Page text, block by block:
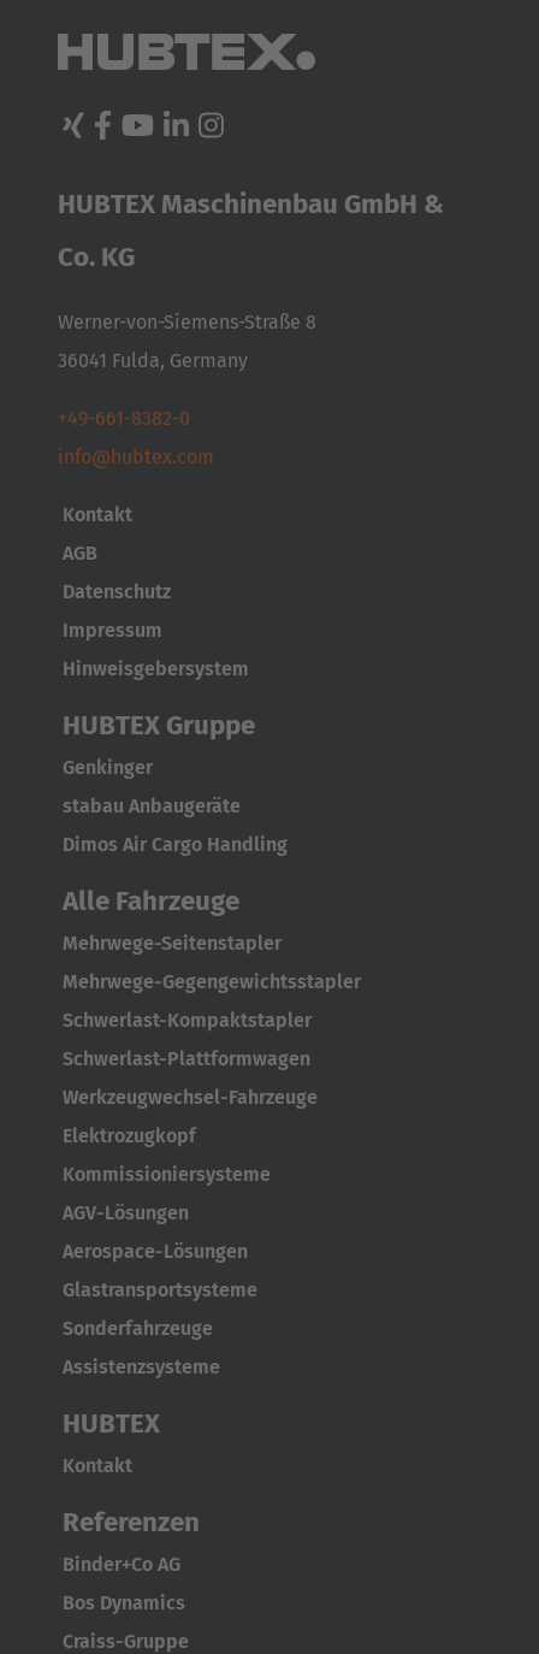
United States
English
Japan
Japanese
Türkiye
Türkçe
HUBTEX Maschinenbau GmbH &
Co. KG
Werner-von-Siemens-Straße 8
36041 Fulda, Germany
+49-661-8382-0
info@hubtex.com
Kontakt
AGB
Datenschutz
Impressum
Hinweisgebersystem
HUBTEX Gruppe
Genkinger
stabau Anbaugeräte
Dimos Air Cargo Handling
Alle Fahrzeuge
Mehrwege-Seitenstapler
Mehrwege-Gegengewichtsstapler
Schwerlast-Kompaktstapler
Schwerlast-Plattformwagen
Werkzeugwechsel-Fahrzeuge
Elektrozugkopf
Kommissioniersysteme
AGV-Lösungen
Aerospace-Lösungen
Glastransportsysteme
Sonderfahrzeuge
Assistenzsysteme
HUBTEX
Kontakt
Referenzen
Binder+Co AG
Bos Dynamics
Craiss-Gruppe